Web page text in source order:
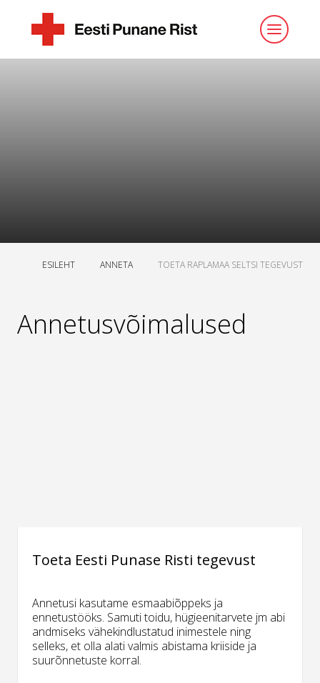
ESILEHT ANNETA TOETA RAPLAMAA SELTSI TEGEVUST
Annetusvõimalused
Toeta Eesti Punase Risti tegevust
Annetusi kasutame esmaabiõppeks ja
ennetustööks. Samuti toidu, hügieenitarvete jm abi
andmiseks vähekindlustatud inimestele ning
selleks, et olla alati valmis abistama kriiside ja
suurõnnetuste korral.